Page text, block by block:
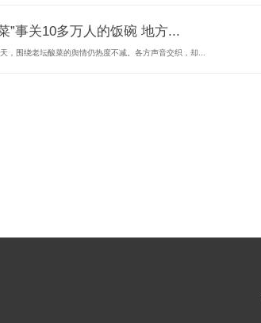
”事关10多万人的饭碗 地方...
，围绕老坛酸菜的舆情仍热度不减。各方声音交织，却...